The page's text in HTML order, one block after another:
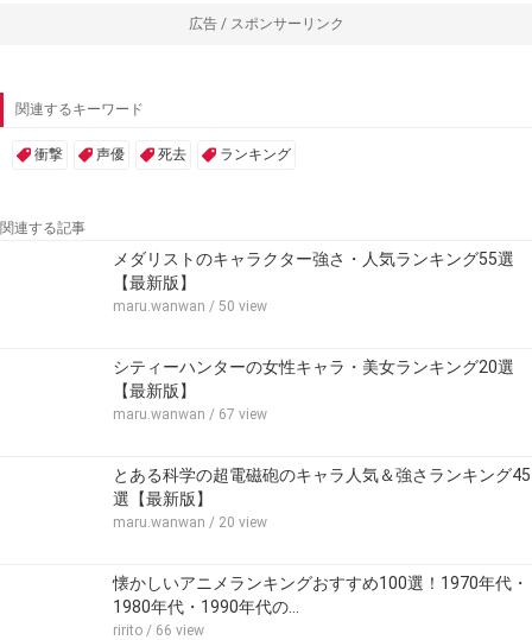
広告 / スポンサーリンク
関連するキーワード
衝撃 声優 死去 ランキング
関連する記事
メダリストのキャラクター強さ・人気ランキング55選
【最新版】
maru.wanwan / 50 view
シティーハンターの女性キャラ・美女ランキング20選
【最新版】
maru.wanwan / 67 view
とある科学の超電磁砲のキャラ人気＆強さランキング45
選【最新版】
maru.wanwan / 20 view
懐かしいアニメランキングおすすめ100選！1970年代・
1980年代・1990年代の…
ririto / 66 view